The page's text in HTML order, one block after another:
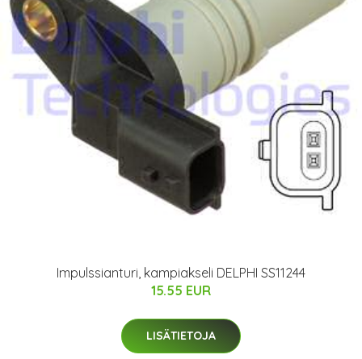
Impulssianturi, kampiakseli DELPHI SS11244
15.55 EUR
LISÄTIETOJA